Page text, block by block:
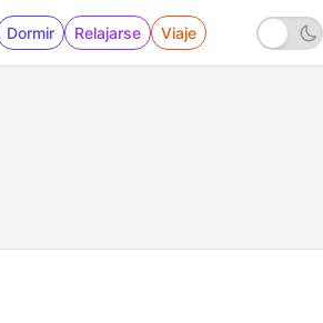
Dormir Relajarse Viaje